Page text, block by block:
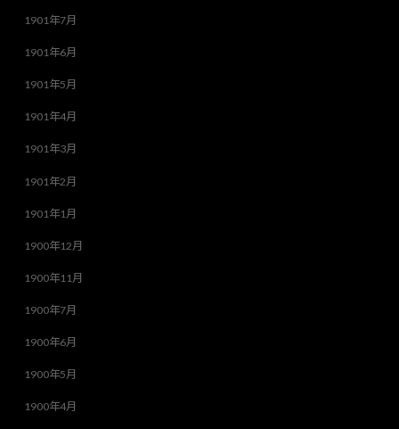
1901年7月
1901年6月
1901年5月
1901年4月
1901年3月
1901年2月
1901年1月
1900年12月
1900年11月
1900年7月
1900年6月
1900年5月
1900年4月